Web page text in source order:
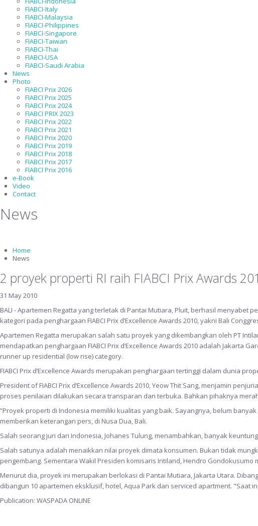
FIABCI-Italy
FIABCI-Malaysia
FIABCI-Philippines
FIABCI-Singapore
FIABCI-Taiwan
FIABCI-Thai
FIABCI-USA
FIABCI-Saudi Arabia
News
Photo
FIABCI Prix 2026
FIABCI Prix 2025
FIABCI Prix 2024
FIABCI PRIX 2023
FIABCI Prix 2022
FIABCI Prix 2021
FIABCI Prix 2020
FIABCI Prix 2019
FIABCI Prix 2018
FIABCI Prix 2017
FIABCI Prix 2016
e-Book
Video
Contact
News
Home
News
2 proyek properti RI raih FIABCI Prix Awards
31 May 2010
BALI - Apartemen Regatta yang terletak di Pantai Mutiara, Pluit, berhasil
kategori pada penghargaan FIABCI Prix d’Excellence Awards 2010, yakni Bali
Apartemen Regatta merupakan salah satu proyek yang dikembangkan oleh PT
mendapatkan penghargaan FIABCI Prix d’Excellence Awards 2010 adalah Jakarta
runner up residential (low rise) category.
FIABCI Prix d’Excellence Awards merupakan penghargaan tertinggi dalam dunia
President of FIABCI Prix d’Excellence Awards 2010, Yeow Thit Sang, menjamin
proses penilaian dilakukan secara transparan dan terbuka. Bahkan pihaknya
”Proyek properti di Indonesia memiliki kualitas yang baik. Sayangnya, belum
memberikan keterangan pers, di Nusa Dua, Bali.
Salah seorang juri dari Indonesia, Johanes Tulung, menambahkan, banyak
Salah satunya adalah menaikkan nilai proyek dimata konsumen. Bukan tidak
pengembang. Sementara Wakil Presiden komisaris Intiland, Hendro
Menurut dia, proyek ini merupakan berlokasi di Pantai Mutiara, Jakarta Utara.
dibangun 10 apartemen eksklusif, hotel, Aqua Park dan serviced apartment. "Saat
Publication: WASPADA ONLINE